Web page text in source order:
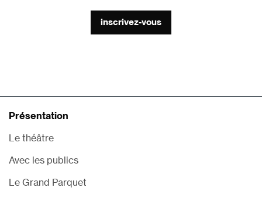
inscrivez-vous
Présentation
Le théâtre
Avec les publics
Le Grand Parquet